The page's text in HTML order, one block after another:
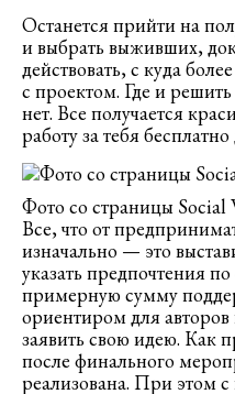
Останется прийти на
и выбрать выживших,
действовать, с куда
с проектом. Где и
нет. Все получается
работу за тебя
Фото со страницы Social
Все, что от
изначально — это
указать предпочтения
примерную сумму
ориентиром для
заявить свою идею. Как
после финального
реализована. При этом